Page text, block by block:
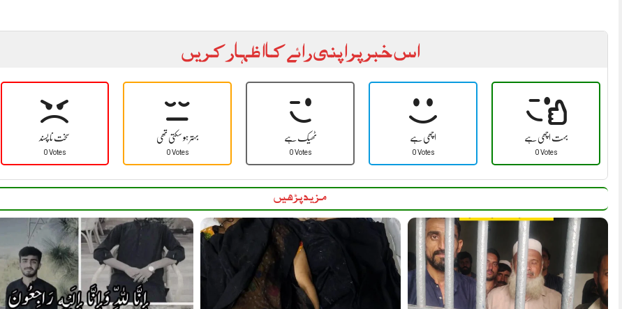
اس خبر پر اپنی رائے کا اظہار کریں
سخت نا پسند
0 Votes
بہتر ہو سکتی تھی
0 Votes
ٹھیک ہے
0 Votes
اچھی ہے
0 Votes
بہت اچھی ہے
0 Votes
مزید پڑھیں